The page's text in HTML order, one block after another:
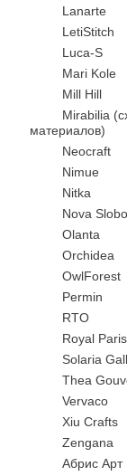
Lanarte
LetiStitch
Luca-S
Mari Kole
Mill Hill
Mirabilia
материалов)
Neocraft
Nimue
Nitka
Nova
Olanta
Orchidea
OwlForest
Permin
RTO
Royal Paris
Solaria
Thea
Vervaco
Xiu Crafts
Zengana
Абрис Арт